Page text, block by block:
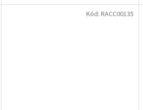
Kód: RACC00135